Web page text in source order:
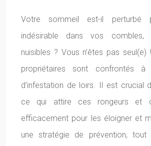
Votre sommeil est-il perturbé
indésirable dans vos combles,
nuisibles ? Vous n’êtes pas seul(e)
propriétaires sont confrontés
d’infestation de loirs. Il est crucial
ce qui attire ces rongeurs et
efficacement pour les éloigner et
une stratégie de prévention, tout